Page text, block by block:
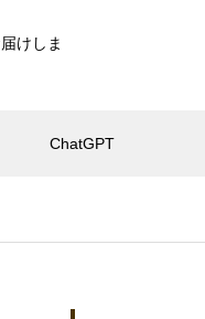
けしま
ChatGPT